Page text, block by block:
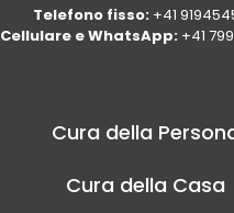
Telefono fisso: +41
Cellulare e WhatsApp: +41
Cura della
Cura della Casa